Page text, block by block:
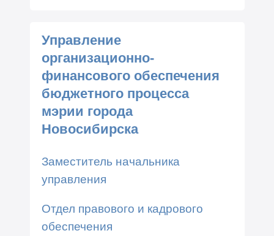
Управление
организационно-
финансового обеспечения
бюджетного процесса
мэрии города
Новосибирска
Заместитель начальника
управления
Отдел правового и кадрового
обеспечения